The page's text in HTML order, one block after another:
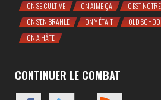
ON SE CULTIVE ON AIME ÇA
C'EST
ON S'EN BRANLE
ON Y ÉTAIT
OLD SCHOOL
ON A HÂTE
CONTINUER LE COMBAT